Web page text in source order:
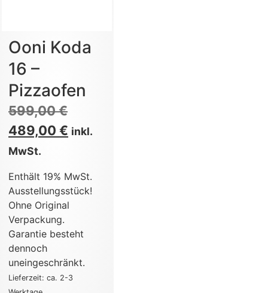
Ooni Koda
16 –
Pizzaofen
599,00€
489,00€ inkl.
MwSt.
Enthält 19% MwSt.
Ausstellungsstück!
Ohne Original
Verpackung.
Garantie besteht
dennoch
uneingeschränkt.
Lieferzeit: ca. 2-3